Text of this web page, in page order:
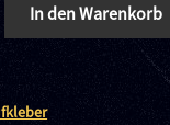
In den Warenkorb